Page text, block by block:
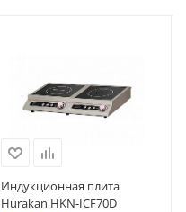
Индукционная плита
Hurakan HKN-ICF70D